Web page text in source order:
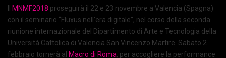
MNMF2018 proseguirà il 22 e 23 novembre a Valencia (Spagna)
con il seminario “Fluxus nell’era digitale”, nel corso della seconda
riunione internazionale del Dipartimento di Arte e Tecnologia della
Università Cattolica di Valencia San Vincenzo Martire. Sabato 2
febbraio tornerà al Macro di Roma, per accogliere la performance